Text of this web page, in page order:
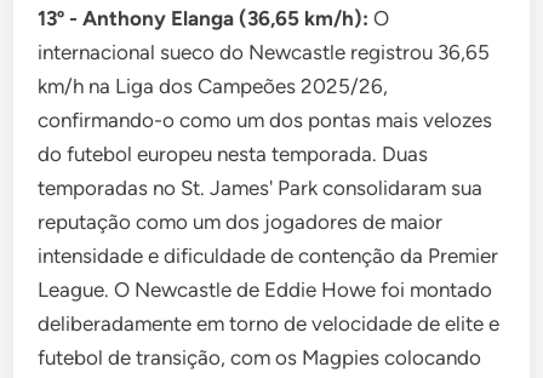
13º - Anthony Elanga (36,65 km/h): O
internacional sueco do Newcastle registrou 36,65
km/h na Liga dos Campeões 2025/26,
confirmando-o como um dos pontas mais velozes
do futebol europeu nesta temporada. Duas
temporadas no St. James' Park consolidaram sua
reputação como um dos jogadores de maior
intensidade e dificuldade de contenção da Premier
League. O Newcastle de Eddie Howe foi montado
deliberadamente em torno de velocidade de elite e
futebol de transição, com os Magpies colocando